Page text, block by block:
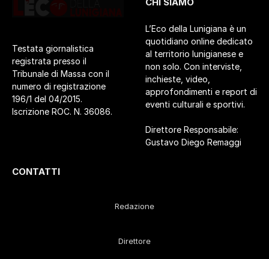
Testata giornalistica
registrata presso il
Tribunale di Massa con il
numero di registrazione
196/1 del 04/2015.
Iscrizione ROC. N. 36086.
CHI SIAMO
L’Eco della Lunigiana è un
quotidiano online dedicato
al territorio lunigianese e
non solo. Con interviste,
inchieste, video,
approfondimenti e report di
eventi culturali e sportivi.
Direttore Responsabile:
Gustavo Diego Remaggi
CONTATTI
Redazione
Direttore